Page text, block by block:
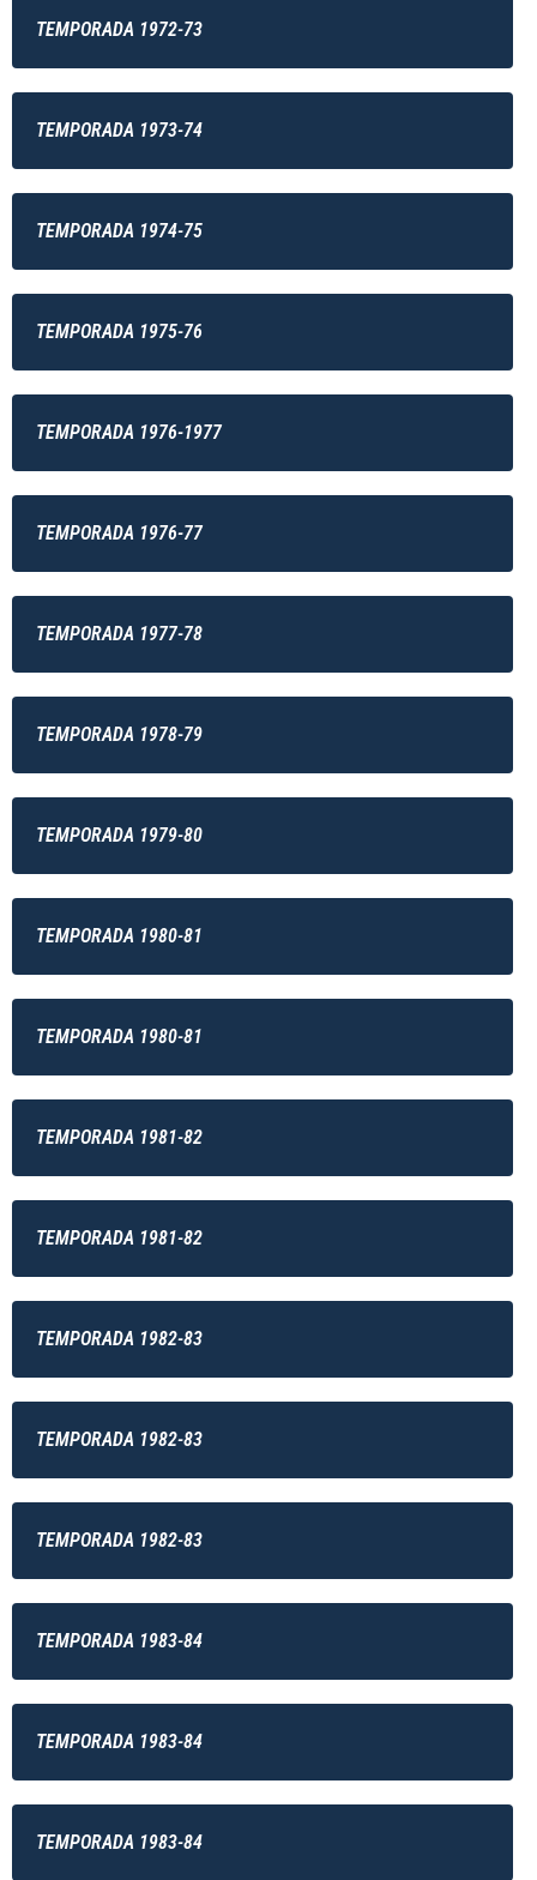
TEMPORADA 1972-73
TEMPORADA 1973-74
TEMPORADA 1974-75
TEMPORADA 1975-76
TEMPORADA 1976-1977
TEMPORADA 1976-77
TEMPORADA 1977-78
TEMPORADA 1978-79
TEMPORADA 1979-80
TEMPORADA 1980-81
TEMPORADA 1980-81
TEMPORADA 1981-82
TEMPORADA 1981-82
TEMPORADA 1982-83
TEMPORADA 1982-83
TEMPORADA 1982-83
TEMPORADA 1983-84
TEMPORADA 1983-84
TEMPORADA 1983-84